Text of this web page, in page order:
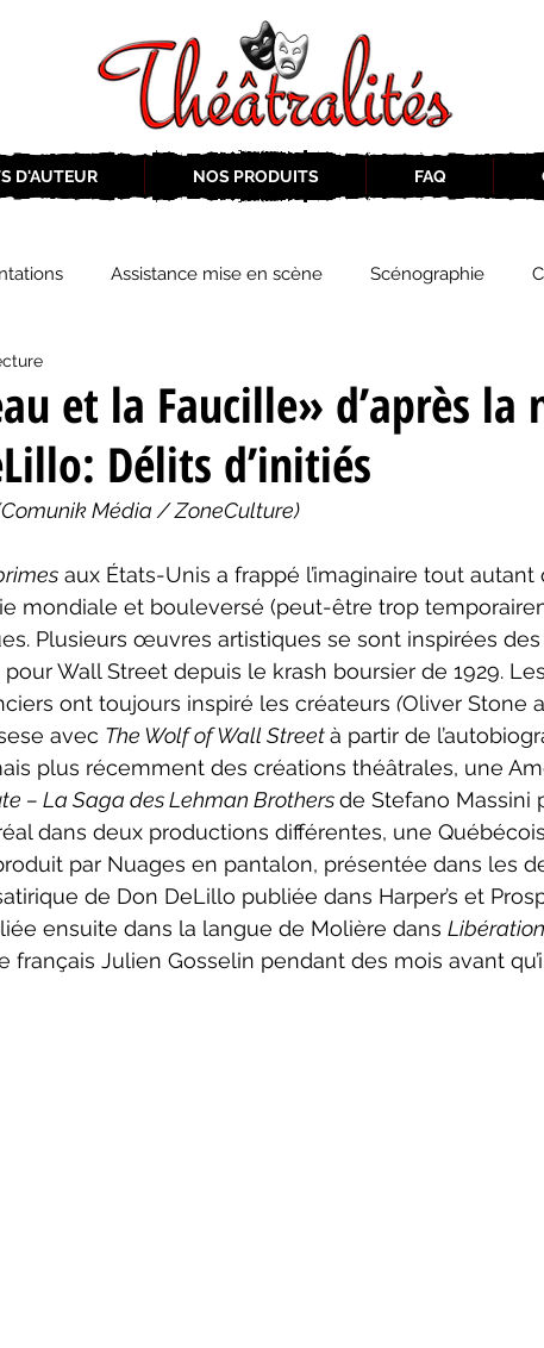
D'AUTEUR NOS PRODUITS FAQ
Assistance mise en scène Scénographie
2020
2020-2021 Journal «BIENVENUE À BORD!»
2023-2024
ZoneCulture 2026-2027
et la Faucille» d’après la
Délits d’initiés
Média / ZoneCulture)
aux États-Unis a frappé l’imaginaire tout autant
mondiale et bouleversé (peut-être trop
Plusieurs œuvres artistiques se sont inspirées
Wall Street depuis le krash boursier de 1929.
ont toujours inspiré les créateurs (Oliver Stone
avec The Wolf of Wall Street à partir de
plus récemment des créations théâtrales, une
– La Saga des Lehman Brothers de Stefano Massini
dans deux productions différentes, une
par Nuages en pantalon, présentée dans les
de Don DeLillo publiée dans Harper’s et
ensuite dans la langue de Molière dans Libération
français Julien Gosselin pendant des mois avant